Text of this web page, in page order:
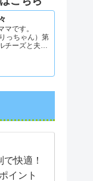
です。
っちゃん）第
チーズと夫と
快適！
イント